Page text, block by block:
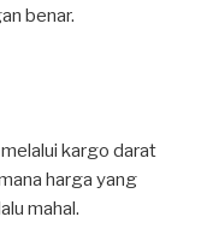
benar.
kargo darat
harga yang
mahal.